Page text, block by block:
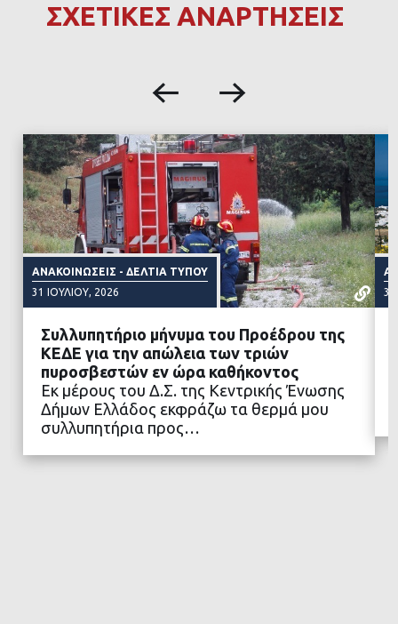
ΣΧΕΤΙΚΕΣ ΑΝΑΡΤΗΣΕΙΣ
ΑΝΑΚΟΙΝΏΣΕΙΣ - ΔΕΛΤΊΑ ΤΎΠΟΥ
31 ΙΟΥΛΊΟΥ, 2026
ΔΙΑΒΑΣΤΕ ΠΕΡΙΣΣΟΤΕΡΑ
Συλλυπητήριο μήνυμα του Προέδρου της
ΚΕΔΕ για την απώλεια των τριών
πυροσβεστών εν ώρα καθήκοντος
Εκ μέρους του Δ.Σ. της Κεντρικής Ένωσης
Δήμων Ελλάδος εκφράζω τα θερμά μου
συλλυπητήρια προς…
31